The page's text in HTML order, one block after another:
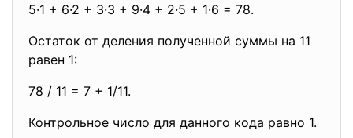
5·1 + 6·2 + 3·3 + 9·4 + 2·5 + 1·6 = 78.
Остаток от деления полученной суммы на 11
равен 1:
78 / 11 = 7 + 1/11.
Контрольное число для данного кода равно 1.